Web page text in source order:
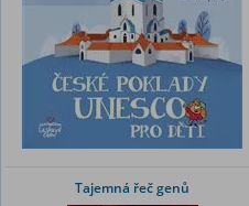
Tajemná řeč genů